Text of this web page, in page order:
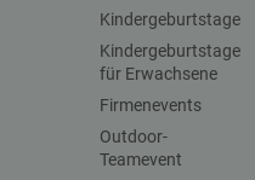
Kindergeburtstage
Kindergeburtstage
für Erwachsene
Firmenevents
Outdoor-
Teamevent